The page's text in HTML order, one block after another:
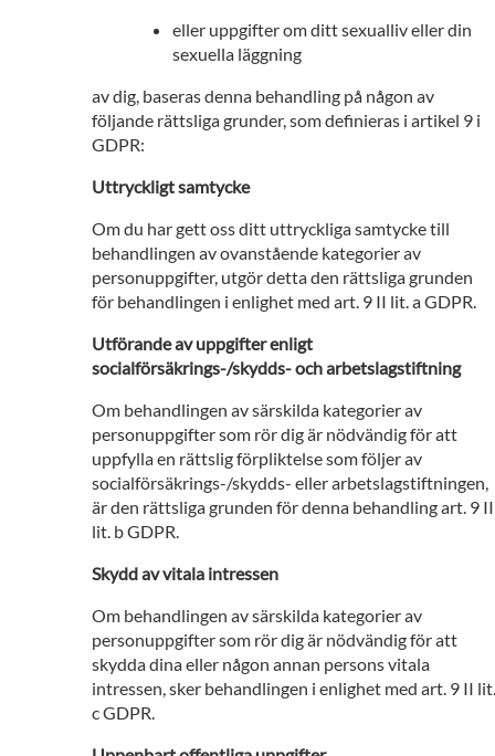
eller uppgifter om ditt sexualliv eller din
sexuella läggning
av dig, baseras denna behandling på någon av
följande rättsliga grunder, som definieras i artikel 9 i
GDPR:
Uttryckligt samtycke
Om du har gett oss ditt uttryckliga samtycke till
behandlingen av ovanstående kategorier av
personuppgifter, utgör detta den rättsliga grunden
för behandlingen i enlighet med art. 9 II lit. a GDPR.
Utförande av uppgifter enligt
socialförsäkrings-/skydds- och arbetslagstiftning
Om behandlingen av särskilda kategorier av
personuppgifter som rör dig är nödvändig för att
uppfylla en rättslig förpliktelse som följer av
socialförsäkrings-/skydds- eller arbetslagstiftningen,
är den rättsliga grunden för denna behandling art. 9 II
lit. b GDPR.
Skydd av vitala intressen
Om behandlingen av särskilda kategorier av
personuppgifter som rör dig är nödvändig för att
skydda dina eller någon annan persons vitala
intressen, sker behandlingen i enlighet med art. 9 II lit.
c GDPR.